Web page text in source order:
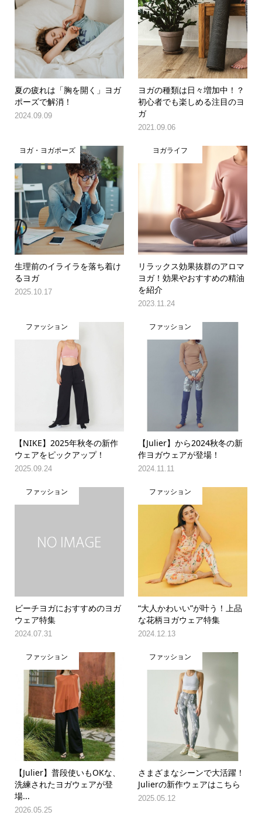
夏の疲れは「胸を開く」ヨガ
ポーズで解消！
2024.09.09
ヨガの種類は日々増加中！？
初心者でも楽しめる注目のヨ
ガ
2021.09.06
ヨガ・ヨガポーズ
生理前のイライラを落ち着け
るヨガ
2025.10.17
ヨガライフ
リラックス効果抜群のアロマ
ヨガ！効果やおすすめの精油
を紹介
2023.11.24
ファッション
【NIKE】2025年秋冬の新作
ウェアをピックアップ！
2025.09.24
ファッション
【Julier】から2024秋冬の新
作ヨガウェアが登場！
2024.11.11
ファッション
ビーチヨガにおすすめのヨガ
ウェア特集
2024.07.31
ファッション
“大人かわいい”が叶う！上品
な花柄ヨガウェア特集
2024.12.13
ファッション
【Julier】普段使いもOKな、
洗練されたヨガウェアが登
場...
2026.05.25
ファッション
さまざまなシーンで大活躍！
Julierの新作ウェアはこちら
2025.05.12